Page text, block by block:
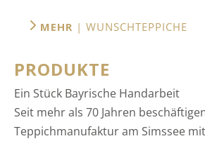
MEHR | WUNSCHTEPPICHE
PRODUKTE
Ein Stück Bayrische Handarbeit
Seit mehr als 70 Jahren
Teppichmanufaktur am Simssee